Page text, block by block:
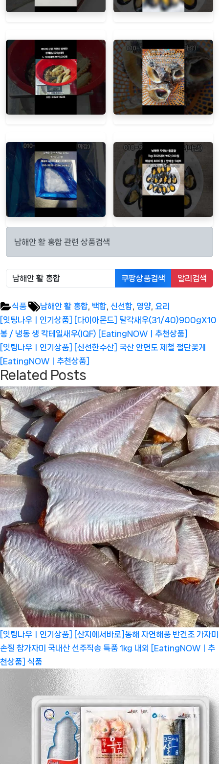
남해안 활 홍합 관련 상품검색
쿠팡상품검색 알리검색
식품 Tags:
남해안 활 홍합 백합 신선함 영양 요리
글
탐
색
Previous
Post:
[잇팅나우ㅣ인기상품] [다이아몬드] 탈각새우(31/40)900gX10
봉 / 냉동 생 칵테일새우(IQF) [EatingNOWㅣ추천상품]
Next
Post:
[잇팅나우ㅣ인기상품] [신선한수산] 국산 안면도 제철 절단꽃게
[EatingNOWㅣ추천상품]
Related Posts
[잇팅나우ㅣ인기상품] [산지에서바로]동해 자연해풍 반건조 가자미
손질 참가자미 국내산 선주직송 특품 1kg 내외 [EatingNOWㅣ추
천상품] 식품